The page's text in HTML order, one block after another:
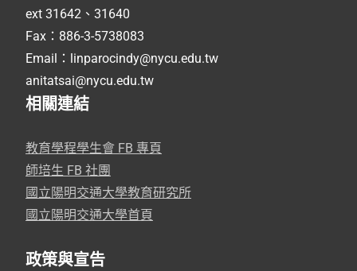
ext 31642、31640
Fax：886-3-5738083
Email：linparocindy@nycu.edu.tw
anitatsai@nycu.edu.tw
相關連結
教育學程學生會 FB 專頁
師培生 FB 社團
國立陽明交通大學教育研究所
國立陽明交通大學首頁
政策與宣告